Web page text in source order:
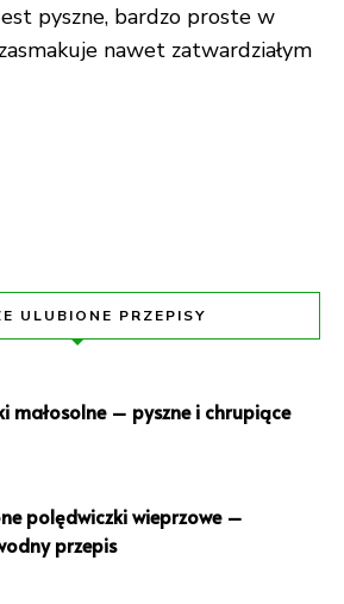
pyszne, bardzo proste w
nawet zatwardziałym
ULUBIONE PRZEPISY
małosolne – pyszne i chrupiące
polędwiczki wieprzowe –
przepis